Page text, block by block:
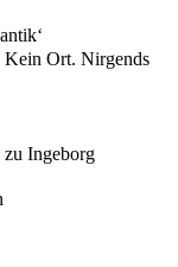
Kein Ort. Nirgends
Ingeborg